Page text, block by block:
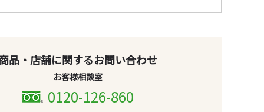
品・店舗に関するお問い合わせ
お客様相談室
0120-126-860